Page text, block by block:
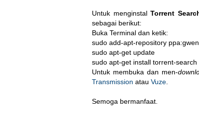
Untuk menginstalTorrent
sebagai berikut:
Buka Terminal dan ketik:
sudo add-apt-repository
sudo apt-get update
sudo apt-get install torrent-search
Untuk membuka dan men-
Transmission atau Vuze
Semoga bermanfaat.